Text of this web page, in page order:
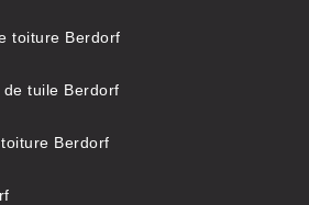
toiture Berdorf
tuile Berdorf
Berdorf